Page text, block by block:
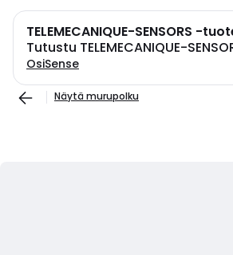
TELEMECANIQUE-SENSORS -
Tutustu TELEMECANIQUE-
OsiSense
Näytä murupolku